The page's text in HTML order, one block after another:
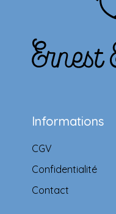
Informations
CGV
Confidentialité
Contact